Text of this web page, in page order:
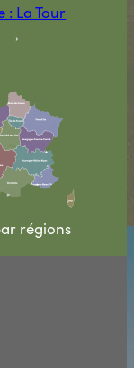
: La Tour
→
régions